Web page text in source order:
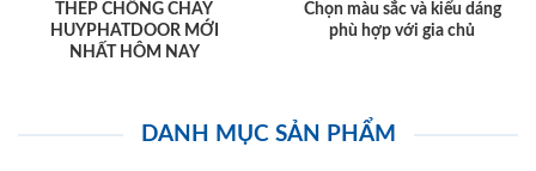
THÉP CHỐNG CHÁY
HUYPHATDOOR MỚI
NHẤT HÔM NAY
Chọn màu sắc và kiểu dáng
phù hợp với gia chủ
DANH MỤC SẢN PHẨM